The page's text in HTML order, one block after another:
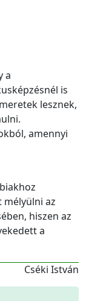
a
is
lesznek,
amennyi
mélyülni az
hiszen az
a
Cséki István